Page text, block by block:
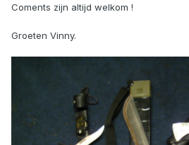
Coments zijn altijd welkom !
Groeten Vinny.